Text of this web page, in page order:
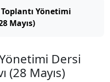
Yönetimi
Mayıs)
Dersi
(28 Mayıs)